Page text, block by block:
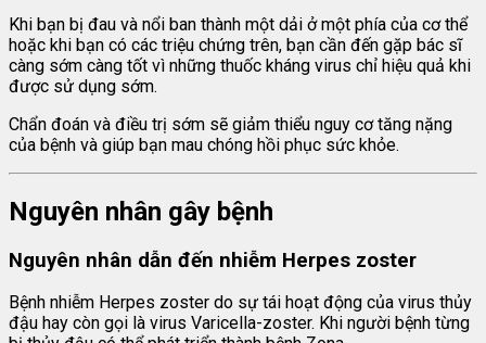
Khi bạn bị đau và nổi ban thành một dải ở một phía của cơ thể
hoặc khi bạn có các triệu chứng trên, bạn cần đến gặp bác sĩ
càng sớm càng tốt vì những thuốc kháng virus chỉ hiệu quả khi
được sử dụng sớm.
Chẩn đoán và điều trị sớm sẽ giảm thiểu nguy cơ tăng nặng
của bệnh và giúp bạn mau chóng hồi phục sức khỏe.
Nguyên nhân gây bệnh
Nguyên nhân dẫn đến nhiễm Herpes zoster
Bệnh nhiễm Herpes zoster do sự tái hoạt động của virus thủy
đậu hay còn gọi là virus Varicella-zoster. Khi người bệnh từng